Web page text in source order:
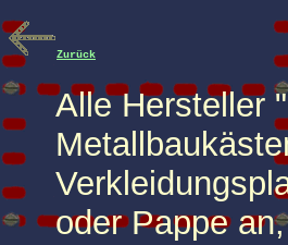
Zurück
Alle Hersteller
oder Pappe